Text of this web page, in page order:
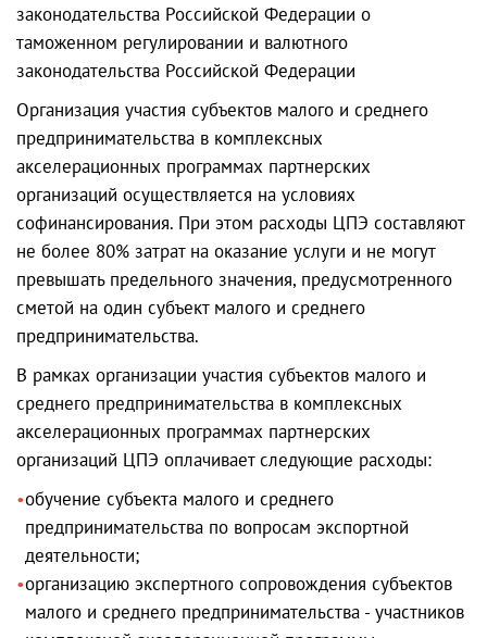
законодательства Российской Федерации о
таможенном регулировании и валютного
законодательства Российской Федерации
Организация участия субъектов малого и среднего
предпринимательства в комплексных
акселерационных программах партнерских
организаций осуществляется на условиях
софинансирования. При этом расходы ЦПЭ составляют
не более 80% затрат на оказание услуги и не могут
превышать предельного значения, предусмотренного
сметой на один субъект малого и среднего
предпринимательства.
В рамках организации участия субъектов малого и
среднего предпринимательства в комплексных
акселерационных программах партнерских
организаций ЦПЭ оплачивает следующие расходы:
обучение субъекта малого и среднего
предпринимательства по вопросам экспортной
деятельности;
организацию экспертного сопровождения субъектов
малого и среднего предпринимательства - участников